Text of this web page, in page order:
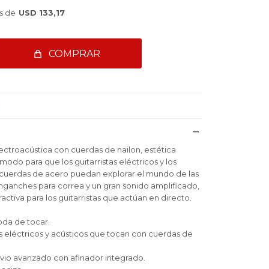
de USD 133,17
COMPRAR
con cuerdas de nailon, estética
para que los guitarristas eléctricos y los
de acero puedan explorar el mundo de las
para correa y un gran sonido amplificado,
para los guitarristas que actúan en directo.
de tocar.
eléctricos y acústicos que tocan con cuerdas de
avanzado con afinador integrado.